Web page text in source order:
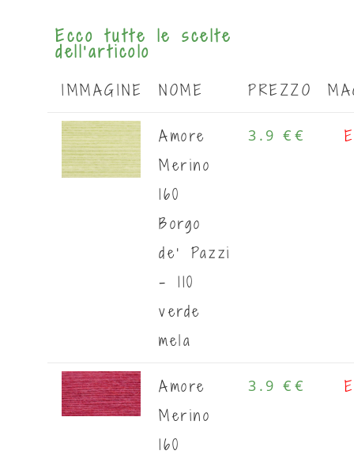
Ecco tutte le scelte
dell'articolo
IMMAGINE NOME PREZZO
Amore
Merino
160
Borgo
de' Pazzi
- 110
verde
mela
3.9 € €
Amore
Merino
160
3.9 € €